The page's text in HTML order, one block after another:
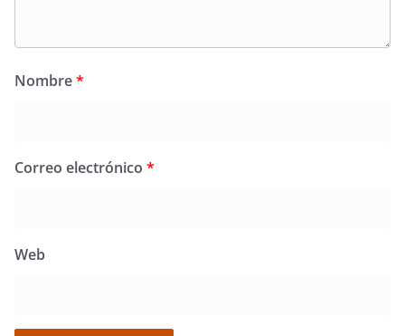
Nombre*
Correo electrónico *
Web